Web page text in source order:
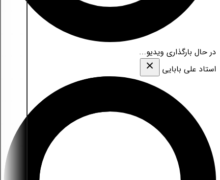
در حال بارگذاری ویدیو...
استاد علی بابایی